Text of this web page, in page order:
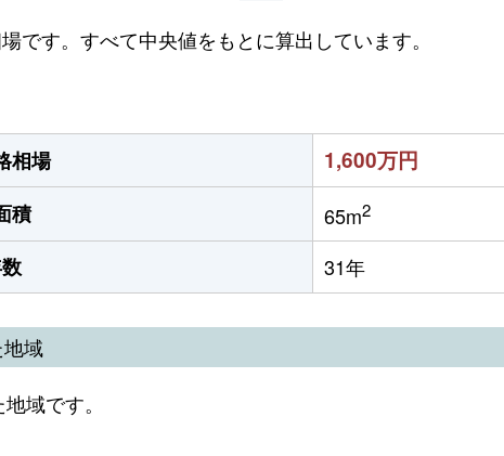
です。すべて中央値をもとに算出しています。
相場
1,600万円
積 65m2
31年
域
域です。